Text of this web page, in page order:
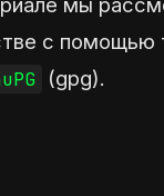
с помощью
(gpg).